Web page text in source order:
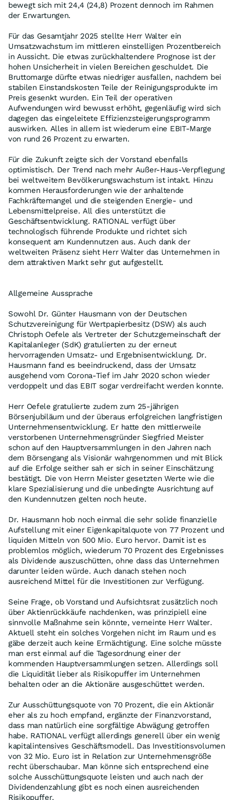
bewegt sich mit 24,4 (24,8) Prozent dennoch im Rahmen
der Erwartungen.
Für das Gesamtjahr 2025 stellte Herr Walter ein
Umsatzwachstum im mittleren einstelligen Prozentbereich
in Aussicht. Die etwas zurückhaltendere Prognose ist der
hohen Unsicherheit in vielen Bereichen geschuldet. Die
Bruttomarge dürfte etwas niedriger ausfallen, nachdem bei
stabilen Einstandskosten Teile der Reinigungsprodukte im
Preis gesenkt wurden. Ein Teil der operativen
Aufwendungen wird bewusst erhöht, gegenläufig wird sich
dagegen das eingeleitete Effizienzsteigerungsprogramm
auswirken. Alles in allem ist wiederum eine EBIT-Marge
von rund 26 Prozent zu erwarten.
Für die Zukunft zeigte sich der Vorstand ebenfalls
optimistisch. Der Trend nach mehr Außer-Haus-Verpflegung
bei weltweitem Bevölkerungswachstum ist intakt. Hinzu
kommen Herausforderungen wie der anhaltende
Fachkräftemangel und die steigenden Energie- und
Lebensmittelpreise. All dies unterstützt die
Geschäftsentwicklung. RATIONAL verfügt über
technologisch führende Produkte und richtet sich
konsequent am Kundennutzen aus. Auch dank der
weltweiten Präsenz sieht Herr Walter das Unternehmen in
dem attraktiven Markt sehr gut aufgestellt.
Allgemeine Aussprache
Sowohl Dr. Günter Hausmann von der Deutschen
Schutzvereinigung für Wertpapierbesitz (DSW) als auch
Christoph Oefele als Vertreter der Schutzgemeinschaft der
Kapitalanleger (SdK) gratulierten zu der erneut
hervorragenden Umsatz- und Ergebnisentwicklung. Dr.
Hausmann fand es beeindruckend, dass der Umsatz
ausgehend vom Corona-Tief im Jahr 2020 schon wieder
verdoppelt und das EBIT sogar verdreifacht werden konnte.
Herr Oefele gratulierte zudem zum 25-jährigen
Börsenjubiläum und der überaus erfolgreichen langfristigen
Unternehmensentwicklung. Er hatte den mittlerweile
verstorbenen Unternehmensgründer Siegfried Meister
schon auf den Hauptversammlungen in den Jahren nach
dem Börsengang als Visionär wahrgenommen und mit Blick
auf die Erfolge seither sah er sich in seiner Einschätzung
bestätigt. Die von Herrn Meister gesetzten Werte wie die
klare Spezialisierung und die unbedingte Ausrichtung auf
den Kundennutzen gelten noch heute.
Dr. Hausmann hob noch einmal die sehr solide finanzielle
Aufstellung mit einer Eigenkapitalquote von 77 Prozent und
liquiden Mitteln von 500 Mio. Euro hervor. Damit ist es
problemlos möglich, wiederum 70 Prozent des Ergebnisses
als Dividende auszuschütten, ohne dass das Unternehmen
darunter leiden würde. Auch danach stehen noch
ausreichend Mittel für die Investitionen zur Verfügung.
Seine Frage, ob Vorstand und Aufsichtsrat zusätzlich noch
über Aktienrückkäufe nachdenken, was prinzipiell eine
sinnvolle Maßnahme sein könnte, verneinte Herr Walter.
Aktuell steht ein solches Vorgehen nicht im Raum und es
gäbe derzeit auch keine Ermächtigung. Eine solche müsste
man erst einmal auf die Tagesordnung einer der
kommenden Hauptversammlungen setzen. Allerdings soll
die Liquidität lieber als Risikopuffer im Unternehmen
behalten oder an die Aktionäre ausgeschüttet werden.
Zur Ausschüttungsquote von 70 Prozent, die ein Aktionär
eher als zu hoch empfand, ergänzte der Finanzvorstand,
dass man natürlich eine sorgfältige Abwägung getroffen
habe. RATIONAL verfügt allerdings generell über ein wenig
kapitalintensives Geschäftsmodell. Das Investitionsvolumen
von 32 Mio. Euro ist in Relation zur Unternehmensgröße
recht überschaubar. Man könne sich entsprechend eine
solche Ausschüttungsquote leisten und auch nach der
Dividendenzahlung gibt es noch einen ausreichenden
Risikopuffer.